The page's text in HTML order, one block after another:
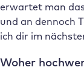
erwartet man
und an dennoch
ich dir im
Woher